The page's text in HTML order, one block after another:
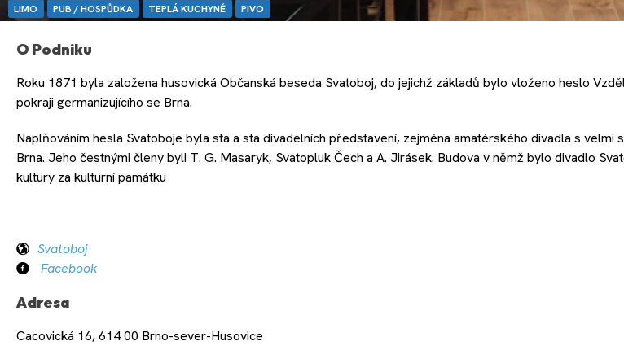
LIMO PUB / HOSPŮDKA TEPLÁ KUCHYNĚ PIVO
O Podniku
Roku 1871 byla založena husovická Občanská beseda Svatoboj, do jejichž základů bylo vloženo heslo
pokraji germanizujícího se Brna.
Naplňováním hesla Svatoboje byla sta a sta divadelních představení, zejména amatérského divadla s
Brna. Jeho čestnými členy byli T. G. Masaryk, Svatopluk Čech a A. Jirásek. Budova v němž bylo divadlo
kultury za kulturní památku
Svatoboj
Facebook
Adresa
Cacovická 16, 614 00 Brno-sever-Husovice